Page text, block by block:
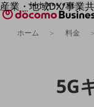
5G
産業・地域DX/事業
OPEN HUB for
自律・分散・協調型社会の
記事コンテンツ
プレイヤー(カタリスト
ホーム 料金